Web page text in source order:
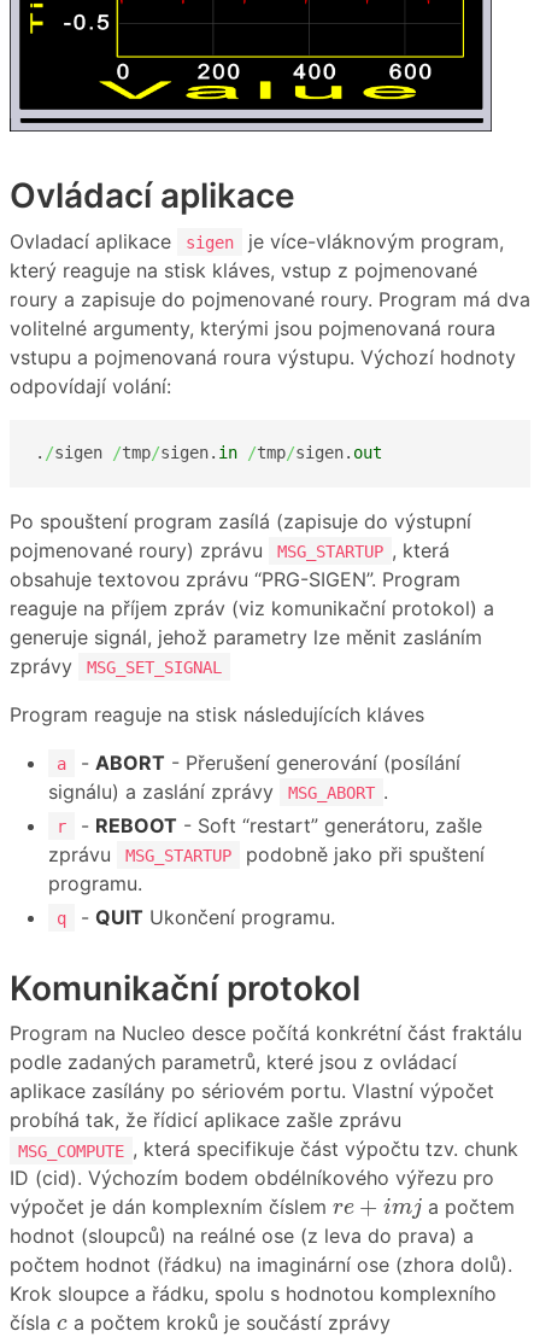
Ovládací aplikace
Ovladací aplikace sigen
je více-vláknovým program,
který reaguje na stisk kláves, vstup z pojmenované
roury a zapisuje do pojmenované roury. Program má dva
volitelné argumenty, kterými jsou pojmenovaná roura
vstupu a pojmenovaná roura výstupu. Výchozí hodnoty
odpovídají volání:
. /sigen /tmp/sigen. in /tmp/sigen. out
Po spouštení program zasílá (zapisuje do výstupní
pojmenované roury) zprávu
MSG_STARTUP , která
obsahuje textovou zprávu “PRG-SIGEN”. Program
reaguje na příjem zpráv (viz komunikační protokol) a
generuje signál, jehož parametry lze měnit zasláním
zprávy
MSG_SET_SIGNAL
Program reaguje na stisk následujících kláves
a - ABORT - Přerušení generování (posílání
signálu) a zaslání zprávy
MSG_ABORT .
r - REBOOT - Soft “restart” generátoru, zašle
zprávu
MSG_STARTUP
podobně jako při spuštení
programu.
q - QUIT Ukončení programu.
Komunikační protokol
Program na Nucleo desce počítá konkrétní část fraktálu
podle zadaných parametrů, které jsou z ovládací
aplikace zasílány po sériovém portu. Vlastní výpočet
probíhá tak, že řídicí aplikace zašle zprávu
MSG_COMPUTE , která specifikuje část výpočtu tzv. chunk
ID (cid). Výchozím bodem obdélníkového výřezu pro
výpočet je dán komplexním číslem re + imj
re + mj
a počtem
hodnot (sloupců) na reálné ose (z leva do prava) a
počtem hodnot (řádku) na imaginární ose (zhora dolů).
Krok sloupce a řádku, spolu s hodnotou komplexního
čísla c
c a počtem kroků je součástí zprávy